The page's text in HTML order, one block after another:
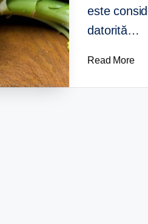
este
datorită…
Read More